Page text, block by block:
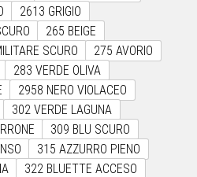
2613 GRIGIO
265 BEIGE
SCURO
275 AVORIO
283 VERDE OLIVA
2958 NERO VIOLACEO
302 VERDE LAGUNA
309 BLU SCURO
315 AZZURRO PIENO
322 BLUETTE ACCESO